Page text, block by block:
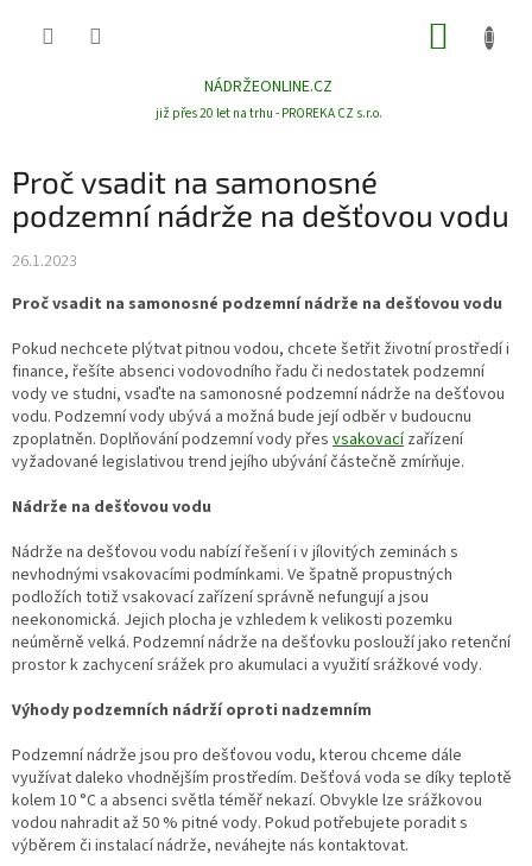
NÁDRŽEONLINE.CZ
již přes 20 let na trhu - PROREKA CZ s.r.o.
Proč vsadit na samonosné
podzemní nádrže na dešťovou vodu
26.1.2023
Proč vsadit na samonosné podzemní nádrže na dešťovou vodu
Pokud nechcete plýtvat pitnou vodou, chcete šetřit životní prostředí i
finance, řešíte absenci vodovodního řadu či nedostatek podzemní
vody ve studni, vsaďte na samonosné podzemní nádrže na dešťovou
vodu. Podzemní vody ubývá a možná bude její odběr v budoucnu
zpoplatněn. Doplňování podzemní vody přes vsakovacízařízení
vyžadované legislativou trend jejího ubývání částečně zmírňuje.
Nádrže na dešťovou vodu
Nádrže na dešťovou vodu nabízí řešení i v jílovitých zeminách s
nevhodnými vsakovacími podmínkami. Ve špatně propustných
podložích totiž vsakovací zařízení správně nefungují a jsou
neekonomická. Jejich plocha je vzhledem k velikosti pozemku
neúměrně velká. Podzemní nádrže na dešťovku poslouží jako retenční
prostor k zachycení srážek pro akumulaci a využití srážkové vody.
Výhody podzemních nádrží oproti nadzemním
Podzemní nádrže jsou pro dešťovou vodu, kterou chceme dále
využívat daleko vhodnějším prostředím. Dešťová voda se díky teplotě
kolem 10 °C a absenci světla téměř nekazí. Obvykle lze srážkovou
vodou nahradit až 50 % pitné vody. Pokud potřebujete poradit s
výběrem či instalací nádrže, neváhejte nás kontaktovat.